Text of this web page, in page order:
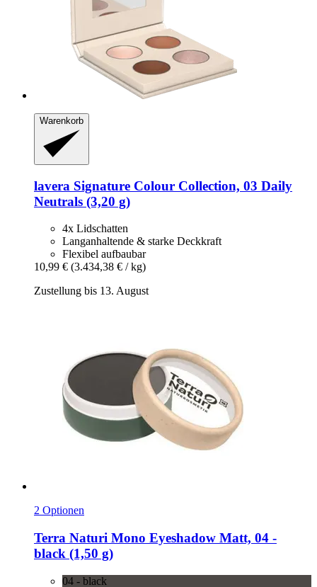
Warenkorb
lavera Signature Colour Collection, 03 Daily
Neutrals (3,20 g)
4x Lidschatten
Langanhaltende & starke Deckkraft
Flexibel aufbaubar
10,99 € (3.434,38 € / kg)
Zustellung bis 13. August
2 Optionen
Terra Naturi Mono Eyeshadow Matt, 04 -​
black (1,50 g)
04 - black